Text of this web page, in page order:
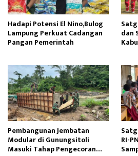
Hadapi Potensi El Nino,Bulog
Lampung Perkuat Cadangan
Pangan Pemerintah
dan
Pembangunan Jembatan
Modular di Gunungsitoli
Masuki Tahap Pengecoran
RI-